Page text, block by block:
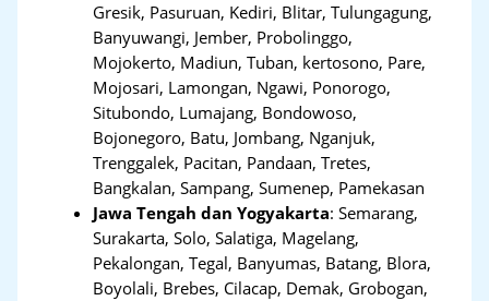
Gresik, Pasuruan, Kediri, Blitar, Tulungagung,
Banyuwangi, Jember, Probolinggo,
Mojokerto, Madiun, Tuban, kertosono, Pare,
Mojosari, Lamongan, Ngawi, Ponorogo,
Situbondo, Lumajang, Bondowoso,
Bojonegoro, Batu, Jombang, Nganjuk,
Trenggalek, Pacitan, Pandaan, Tretes,
Bangkalan, Sampang, Sumenep, Pamekasan
Jawa Tengah dan Yogyakarta:Semarang,
Surakarta, Solo, Salatiga, Magelang,
Pekalongan, Tegal, Banyumas, Batang, Blora,
Boyolali, Brebes, Cilacap, Demak, Grobogan,